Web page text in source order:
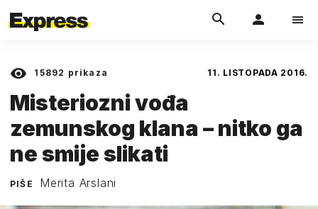
15892 prikaza 11. LISTOPADA 2016.
Misteriozni vođa
zemunskog klana – nitko ga
ne smije slikati
PIŠE Merita Arslani